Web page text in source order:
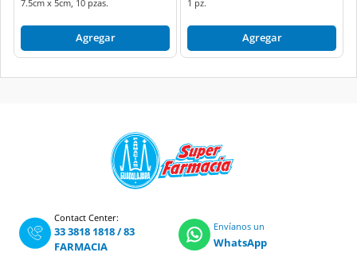
7.5cm x 5cm, 10 pzas.
Agregar
1 pz.
Agregar
Contact Center:
33 3818 1818/83
FARMACIA
Envíanos un
WhatsApp